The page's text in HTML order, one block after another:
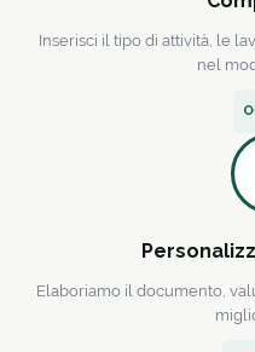
Inserisci il tipo di attività, le
nel
Elaboriamo il documento,